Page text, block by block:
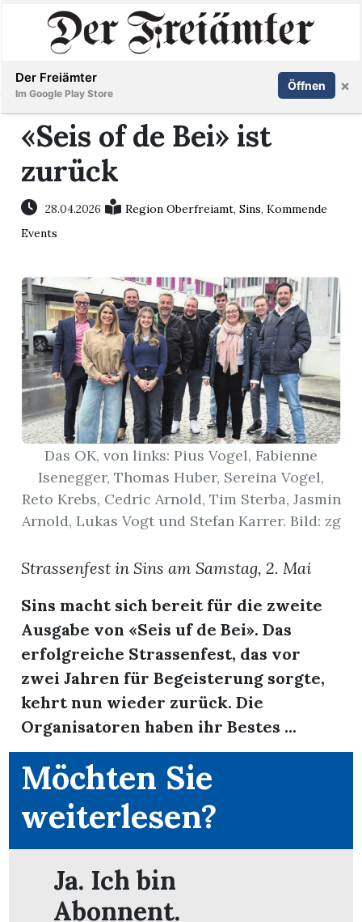
Immobilien
Veranstaltungen
E-
Paper
Newsletter
App
Inserieren Abonnieren Anmelden
«Seis of de Bei» ist
zurück
28.04.2026 Region Oberfreiamt,Sins,Kommende
Events
Das OK, von links: Pius Vogel, Fabienne
Isenegger, Thomas Huber, Sereina Vogel,
Reto Krebs, Cedric Arnold, Tim Sterba, Jasmin
Arnold, Lukas Vogt und Stefan Karrer. Bild: zg
Strassenfest in Sins am Samstag, 2. Mai
Sins macht sich bereit für die zweite
Ausgabe von «Seis uf de Bei». Das
erfolgreiche Strassenfest, das vor
zwei Jahren für Begeisterung sorgte,
kehrt nun wieder zurück. Die
Organisatoren haben ihr Bestes ...
Möchten Sie
weiterlesen?
Ja. Ich bin
Abonnent.
Der Freiämter
Im Google Play Store
Öffnen ×